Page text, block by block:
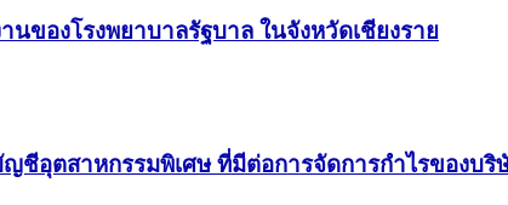
นของโรงพยาบาลรัฐบาล ในจังหวัดเชียงราย
อุตสาหกรรมพิเศษ ที่มีต่อการจัดการกำไรของบริ